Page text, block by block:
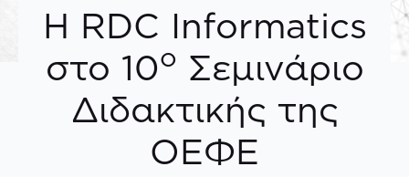
Η RDC Informatics
στο 10ο Σεμινάριο
Διδακτικής της
ΟΕΦΕ